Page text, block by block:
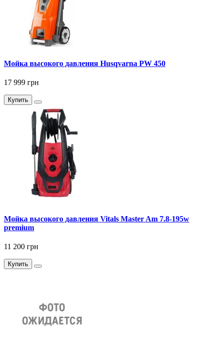
Мойка высокого давления Husqvarna PW 450
17 999 грн
Купить
Мойка высокого давления Vitals Master Am 7.8-195w
premium
11 200 грн
Купить